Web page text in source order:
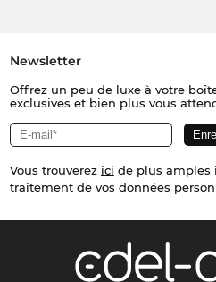
Newsletter
Offrez un peu de luxe à votre
exclusives et bien plus vous
Vous trouverez ici de plus amples
traitement de vos données